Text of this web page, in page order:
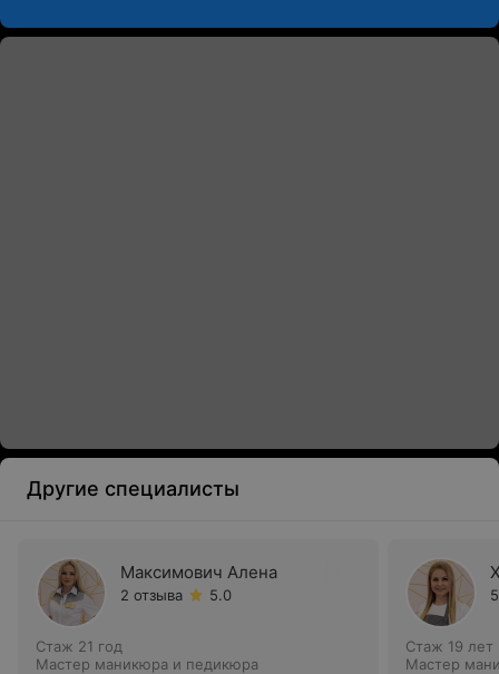
Другие специалисты
Максимович Алена
2 отзыва 5.0
Стаж 21 год
Мастер маникюра и педикюра
Стаж 19 лет
Мастер